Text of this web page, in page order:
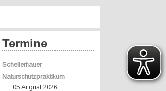
Termine
Schellerhauer
Naturschutzpraktikum
05 August 2026